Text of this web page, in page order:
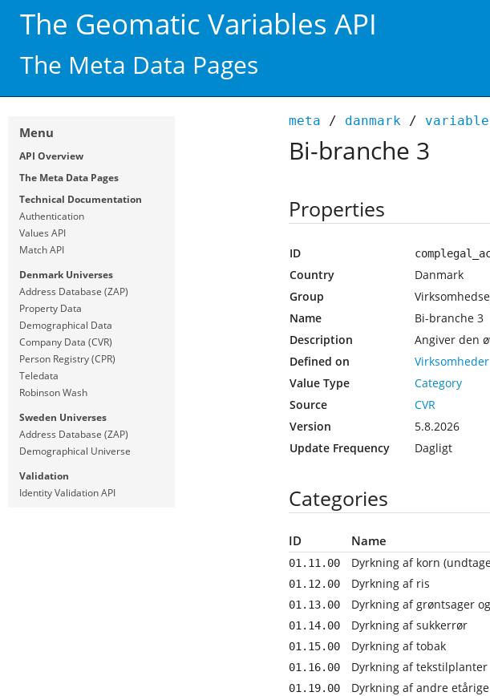
The Geomatic Variables API
The Meta Data Pages
meta / danmark/
Bi-branche 3
Properties
ID
Country
Danmark
Group
Name
Bi-branche 3
Description
Angiver den
Defined on
Virksomheder
Value Type
Category
Source
CVR
Version
5.8.2026
Update Frequency
Dagligt
Categories
ID Name
01.11.00 Dyrkning af korn
01.12.00 Dyrkning af ris
01.13.00 Dyrkning af grøntsager
01.14.00 Dyrkning af sukkerrør
01.15.00 Dyrkning af tobak
01.16.00 Dyrkning af tekstilplanter
01.19.00 Dyrkning af andre
Menu
API Overview
The Meta Data Pages
Technical Documentation
Authentication
Values API
Match API
Denmark Universes
Address Database (ZAP)
Property Data
Demographical Data
Company Data (CVR)
Person Registry (CPR)
Teledata
Robinson Wash
Sweden Universes
Address Database (ZAP)
Demographical Universe
Validation
Identity Validation API